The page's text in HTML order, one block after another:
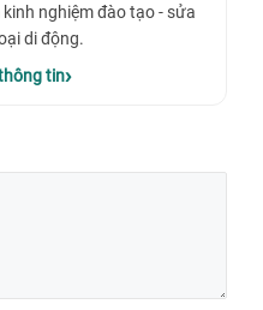
nghiệm đào tạo - sửa
di động.
tin